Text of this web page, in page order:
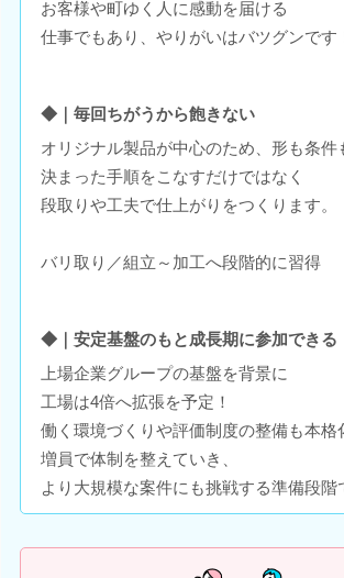
お客様や町ゆく人に感動を届ける
仕事でもあり、やりがいはバツグンです
◆｜毎回ちがうから飽きない
オリジナル製品が中心のため、形も条件
決まった手順をこなすだけではなく
段取りや工夫で仕上がりをつくります。
バリ取り／組立～加工へ段階的に習得
◆｜安定基盤のもと成長期に参加できる
上場企業グループの基盤を背景に
工場は4倍へ拡張を予定！
働く環境づくりや評価制度の整備も本格
増員で体制を整えていき、
より大規模な案件にも挑戦する準備段階